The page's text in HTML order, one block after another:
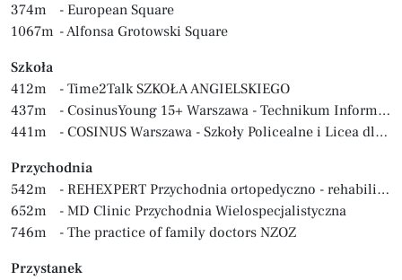
374m
- European Square
1067m - Alfonsa Grotowski Square
Szkoła
412m
- Time2Talk SZKOŁA ANGIELSKIEGO
437m
- CosinusYoung 15+ Warszawa - Technikum Informatyczne, Szkoła Branżowa
441m
- COSINUS Warszawa - Szkoły Policealne i Licea dla Dorosłych
Przychodnia
542m
- REHEXPERT Przychodnia ortopedyczno - rehabilitacyjna
652m
- MD Clinic Przychodnia Wielospecjalistyczna
746m
- The practice of family doctors NZOZ
Przystanek